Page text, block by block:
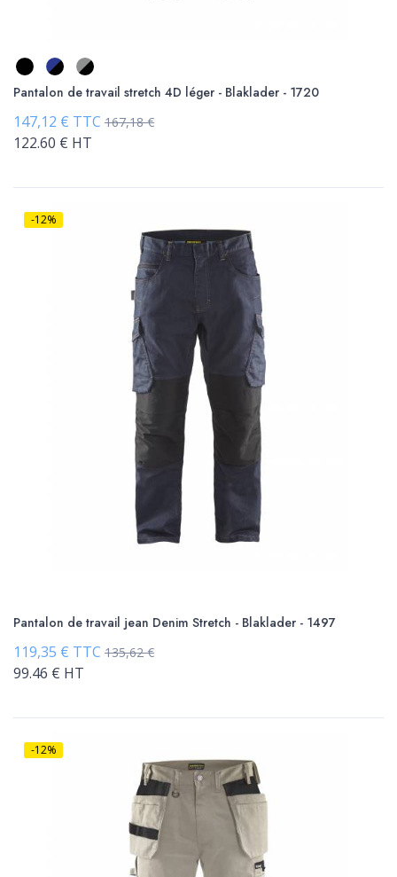
Pantalon de travail stretch 4D léger - Blaklader - 1720
147,12 € TTC 167,18 €
122.60 € HT
-12%
Pantalon de travail jean Denim Stretch - Blaklader - 1497
119,35 € TTC 135,62 €
99.46 € HT
-12%